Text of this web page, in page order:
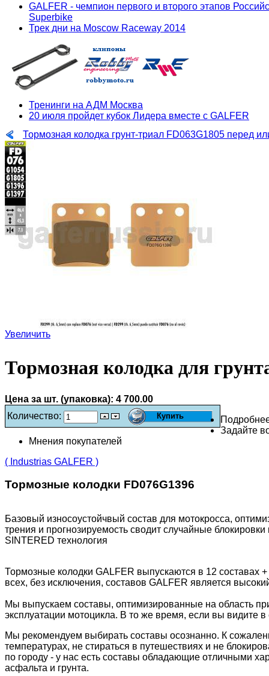
GALFER - чемпион первого и второго этапов
Superbike
Трек дни на Moscow Raceway 2014
Тренинги на АДМ Москва
20 июля пройдет кубок Лидера вместе с GALFER
Тормозная колодка грунт-триал FD063G1805 перед
Увеличить
Тормозная колодка для
Цена за шт. (упаковка): 4 700.00
Количество:
Задайте
Мнения покупателей
( Industrias GALFER )
Тормозные колодки FD076G1396
Базовый износоустойчвый состав для мотокросса,
трения и прогнозируемость сводит случайные
SINTERED технология
Тормозные колодки GALFER выпускаются в 12 составах
всех, без исключения, составов GALFER является
Мы выпускаем составы, оптимизированные на область
эксплуатации мотоцикла. В то же время, если вы видите
Мы рекомендуем выбирать составы осознанно. К
температурах, не стираться в путешествиях и не
по городу - у нас есть составы обладающие отличными
асфальта и грунта.